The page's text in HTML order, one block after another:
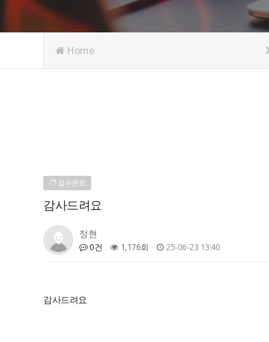
Home
접수완료
감사드려요
정현
0건 1,176회 25-06-23 13:40
감사드려요